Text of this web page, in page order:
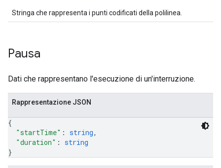
Stringa che rappresenta i punti codificati della polilinea.
Pausa
Dati che rappresentano l'esecuzione di un'interruzione.
Rappresentazione JSON
{
"startTime" : string,
"duration" : string
}